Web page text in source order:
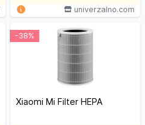
univerzalno.com
Xiaomi Mi Filter HEPA
-38%